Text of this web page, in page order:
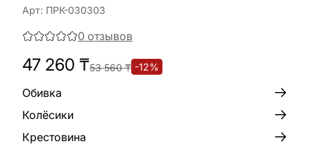
Арт: ПРК-030303
0 отзывов
47 260 ₸53 560₸ -12%
Обивка
Колёсики
Крестовина